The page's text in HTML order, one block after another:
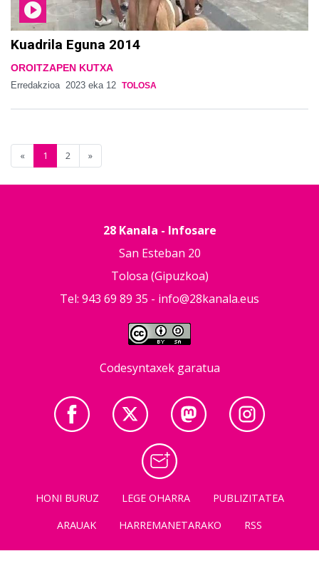
Kuadrila Eguna 2014
OROITZAPEN KUTXA
Erredakzioa 2023 eka 12 TOLOSA
« 1 2 »
28 Kanala - Infosare
San Esteban 20
Tolosa (Gipuzkoa)
Tel: 943 69 89 35 - info@28kanala.eus
Codesyntaxek garatua
HONI BURUZ LEGE OHARRA
PUBLIZITATEA
ARAUAK
HARREMANETARAKO RSS